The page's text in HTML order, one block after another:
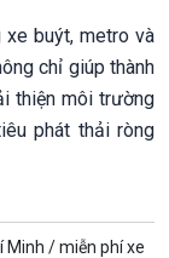
xe buýt, metro và
chỉ giúp thành
thiện môi trường
phát thải ròng
Minh /miễn phí xe